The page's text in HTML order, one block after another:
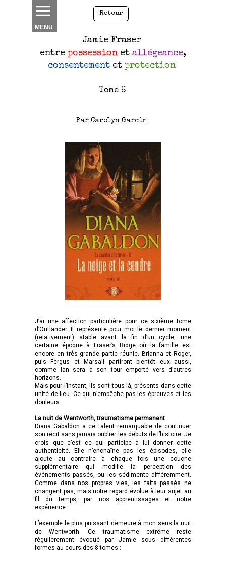
MENU
Jamie Fraser
entre possession et allégeance,
consentement et protection
Tome 6
Par Carolyn Garcin
J’ai une affection particulière pour ce sixième tome
d’Outlander. Il représente pour moi le dernier moment
(relativement) stable avant la fin d’un cycle, une
certaine époque à Fraser’s Ridge où la famille est
encore en très grande partie réunie. Brianna et Roger,
puis Fergus et Marsali partiront bientôt eux aussi,
comme Ian sera à son tour emporté vers d’autres
horizons.
Mais pour l’instant, ils sont tous là, présents dans cette
unité de lieu. Ce qui n’empêche pas les épreuves et les
douleurs.
La nuit de Wentworth, traumatisme permanent
Diana Gabaldon a ce talent remarquable de continuer
son récit sans jamais oublier les débuts de l’histoire. Je
crois que c’est ce qui participe à lui donner cette
authenticité. Elle n’enchaîne pas les épisodes, elle
ajoute au contraire à chaque fois une couche
supplémentaire qui modifie la perception des
événements passés, ou les sédimente différemment.
Comme dans nos propres vies, les faits passés ne
changent pas, mais notre regard évolue à leur sujet au
fil du temps, par nos apprentissages et notre
expérience.
L’exemple le plus puissant demeure à mon sens la nuit
de Wentworth. Ce traumatisme extrême reste
régulièrement évoqué par Jamie sous différentes
formes au cours des 8 tomes :
Retour